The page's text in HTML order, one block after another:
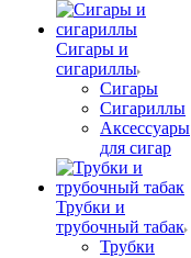
Сигары и
сигариллы
Сигары
Сигариллы
Аксессуары
для сигар
Трубки и
трубочный табак
Трубки